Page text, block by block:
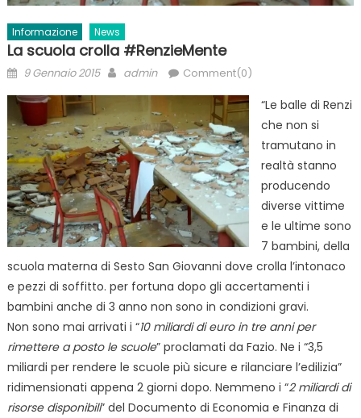
Informazione News
La scuola crolla #RenzieMente
Posted
9 Gennaio 2015 Author
admin Comment(0)
“Le balle di ‪‎Renzi‬
che non si
tramutano in
realtà stanno
producendo
diverse vittime
e le ultime sono
7 bambini, della
scuola materna di Sesto San Giovanni dove crolla l’intonaco
e pezzi di soffitto. per fortuna dopo gli accertamenti i
bambini anche di 3 anno non sono in condizioni gravi.
Non sono mai arrivati i “10 miliardi di euro in tre anni per
rimettere a posto le scuole” proclamati da Fazio. Ne i “3,5
miliardi per rendere le scuole più sicure e rilanciare l’edilizia”
ridimensionati appena 2 giorni dopo. Nemmeno i “2 miliardi di
risorse disponibili” del Documento di Economia e Finanza di